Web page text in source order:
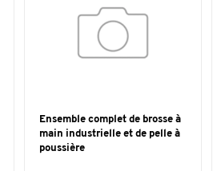
Ensemble complet de brosse à
main industrielle et de pelle à
poussière